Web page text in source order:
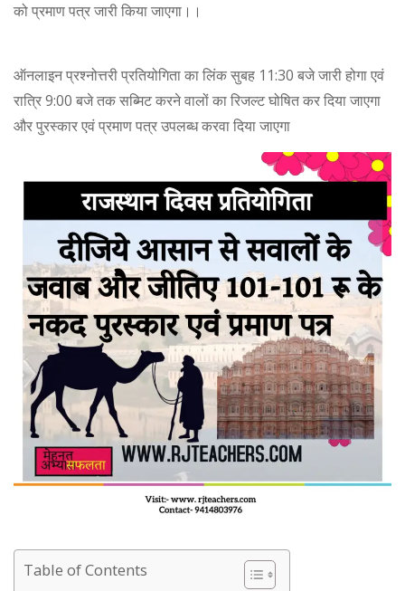
को प्रमाण पत्र जारी किया जाएगा।।
ऑनलाइन प्रश्नोत्तरी प्रतियोगिता का लिंक सुबह 11:30 बजे जारी होगा एवं
रात्रि 9:00 बजे तक सब्मिट करने वालों का रिजल्ट घोषित कर दिया जाएगा
और पुरस्कार एवं प्रमाण पत्र उपलब्ध करवा दिया जाएगा
Table of Contents